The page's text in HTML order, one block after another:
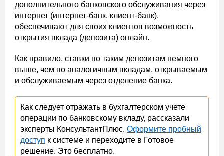
дополнительного банковского обслуживания через
интернет (интернет-банк, клиент-банк),
обеспечивают для своих клиентов возможность
открытия вклада (депозита) онлайн.
Как правило, ставки по таким депозитам немного
выше, чем по аналогичным вкладам, открываемым
и обслуживаемым через отделение банка.
Как следует отражать в бухгалтерском учете
операции по банковскому вкладу, рассказали
эксперты КонсультантПлюс. Оформите пробный
доступ к системе и переходите в Готовое
решение. Это бесплатно.